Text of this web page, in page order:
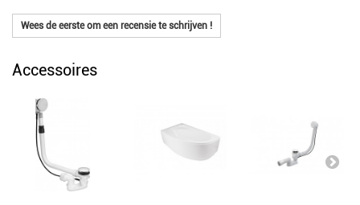
Wees de eerste om een recensie te schrijven !
Accessoires